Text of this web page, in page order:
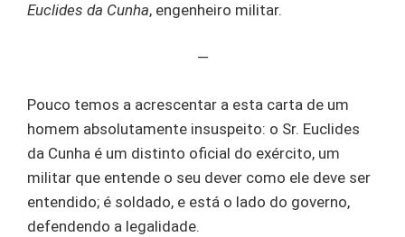
Euclides da Cunha, engenheiro militar.
—
Pouco temos a acrescentar a esta carta de um
homem absolutamente insuspeito: o Sr. Euclides
da Cunha é um distinto oficial do exército, um
militar que entende o seu dever como ele deve ser
entendido; é soldado, e está o lado do governo,
defendendo a legalidade.